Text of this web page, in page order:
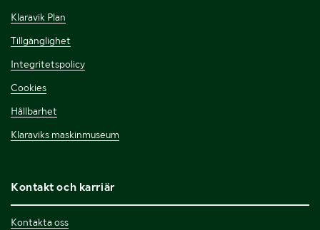
Klaravik Plan
Tillgänglighet
Integritetspolicy
Cookies
Hållbarhet
Klaraviks maskinmuseum
Kontakt och karriär
Kontakta oss